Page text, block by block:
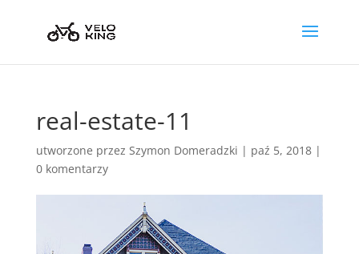
real-estate-11
utworzone przez Szymon Domeradzki | paź 5, 2018|
0 komentarzy